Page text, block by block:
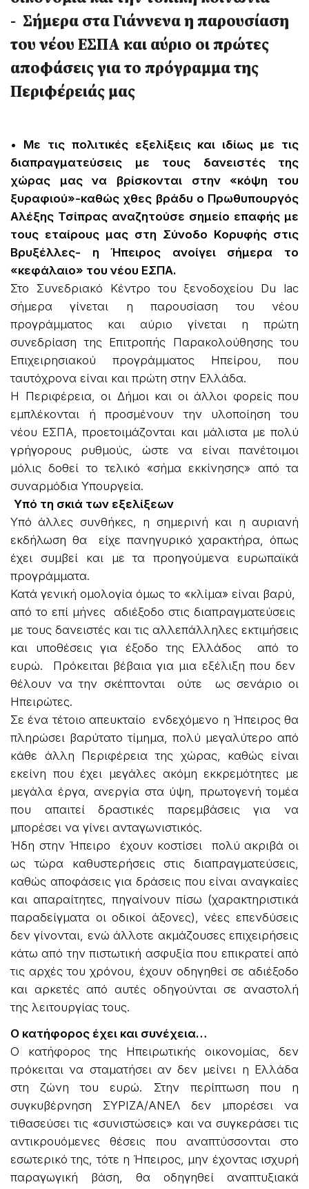
- Σήμερα στα Γιάννενα η παρουσίαση
του νέου ΕΣΠΑ και αύριο οι πρώτες
αποφάσεις για το πρόγραμμα της
Περιφέρειάς μας
• Με τις πολιτικές εξελίξεις και ιδίως με τις
διαπραγματεύσεις με τους δανειστές της
χώρας μας να βρίσκονται στην «κόψη του
ξυραφιού»-καθώς χθες βράδυ ο Πρωθυπουργός
Αλέξης Τσίπρας αναζητούσε σημείο επαφής με
τους εταίρους μας στη Σύνοδο Κορυφής στις
Βρυξέλλες- η Ήπειρος ανοίγει σήμερα το
«κεφάλαιο» του νέου ΕΣΠΑ.
Στο Συνεδριακό Κέντρο του ξενοδοχείου Du lac
σήμερα γίνεται η παρουσίαση του νέου
προγράμματος και αύριο γίνεται η πρώτη
συνεδρίαση της Επιτροπής Παρακολούθησης του
Επιχειρησιακού προγράμματος Ηπείρου, που
ταυτόχρονα είναι και πρώτη στην Ελλάδα.
Η Περιφέρεια, οι Δήμοι και οι άλλοι φορείς που
εμπλέκονται ή προσμένουν την υλοποίηση του
νέου ΕΣΠΑ, προετοιμάζονται και μάλιστα με πολύ
γρήγορους ρυθμούς, ώστε να είναι πανέτοιμοι
μόλις δοθεί το τελικό «σήμα εκκίνησης» από τα
συναρμόδια Υπουργεία.
Υπό τη σκιά των εξελίξεων
Υπό άλλες συνθήκες, η σημερινή και η αυριανή
εκδήλωση θα είχε πανηγυρικό χαρακτήρα, όπως
έχει συμβεί και με τα προηγούμενα ευρωπαϊκά
προγράμματα.
Κατά γενική ομολογία όμως το «κλίμα» είναι βαρύ,
από το επί μήνες αδιέξοδο στις διαπραγματεύσεις
με τους δανειστές και τις αλλεπάλληλες εκτιμήσεις
και υποθέσεις για έξοδο της Ελλάδος από το
ευρώ. Πρόκειται βέβαια για μια εξέλιξη που δεν
θέλουν να την σκέπτονται ούτε ως σενάριο οι
Ηπειρώτες.
Σε ένα τέτοιο απευκταίο ενδεχόμενο η Ήπειρος θα
πληρώσει βαρύτατο τίμημα, πολύ μεγαλύτερο από
κάθε άλλη Περιφέρεια της χώρας, καθώς είναι
εκείνη που έχει μεγάλες ακόμη εκκρεμότητες με
μεγάλα έργα, ανεργία στα ύψη, πρωτογενή τομέα
που απαιτεί δραστικές παρεμβάσεις για να
μπορέσει να γίνει ανταγωνιστικός.
Ήδη στην Ήπειρο έχουν κοστίσει πολύ ακριβά οι
ως τώρα καθυστερήσεις στις διαπραγματεύσεις,
καθώς αποφάσεις για δράσεις που είναι αναγκαίες
και απαραίτητες, πηγαίνουν πίσω (χαρακτηριστικά
παραδείγματα οι οδικοί άξονες), νέες επενδύσεις
δεν γίνονται, ενώ άλλοτε ακμάζουσες επιχειρήσεις
κάτω από την πιστωτική ασφυξία που επικρατεί από
τις αρχές του χρόνου, έχουν οδηγηθεί σε αδιέξοδο
και αρκετές από αυτές οδηγούνται σε αναστολή
της λειτουργίας τους.
Ο κατήφορος έχει και συνέχεια…
Ο κατήφορος της Ηπειρωτικής οικονομίας, δεν
πρόκειται να σταματήσει αν δεν μείνει η Ελλάδα
στη ζώνη του ευρώ. Στην περίπτωση που η
συγκυβέρνηση ΣΥΡΙΖΑ/ΑΝΕΛ δεν μπορέσει να
τιθασεύσει τις «συνιστώσεις» και να συγκεράσει τις
αντικρουόμενες θέσεις που αναπτύσσονται στο
εσωτερικό της, τότε η Ήπειρος, μην έχοντας ισχυρή
παραγωγική βάση, θα οδηγηθεί αναπτυξιακά